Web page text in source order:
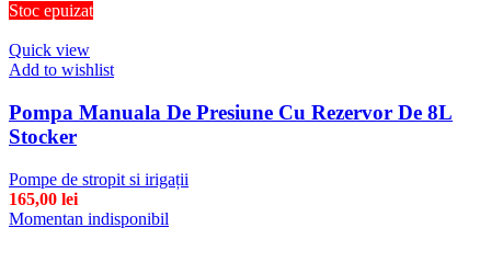
Stoc epuizat
Quick view
Add to wishlist
Pompa Manuala De Presiune Cu Rezervor De 8L
Stocker
Pompe de stropit si irigații
165,00 lei
Momentan indisponibil